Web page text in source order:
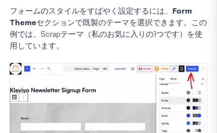
フォームのスタイルをすばやく設定するには、 Form
Themeセクションで既製のテーマを選択できます。この
例では、Scrapテーマ（私のお気に入りの1つです）を使
用しています。